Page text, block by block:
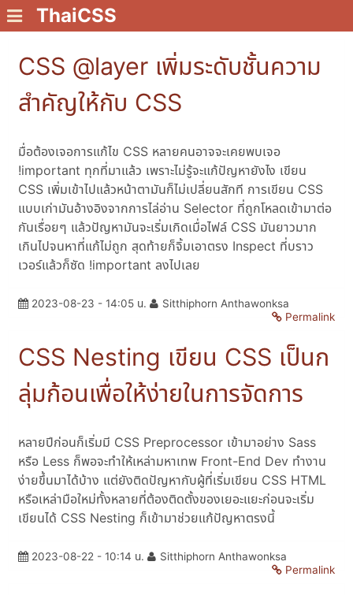
ThaiCSS
CSS @layer เพิ่มระดับชั้นความ
สำคัญให้กับ CSS
มื่อต้องเจอการแก้ไข CSS หลายคนอาจจะเคยพบเจอ
!important ทุกที่มาแล้ว เพราะไม่รู้จะแก้ปัญหายังไง เขียน
CSS เพิ่มเข้าไปแล้วหน้าตามันก็ไม่เปลี่ยนสักที การเขียน CSS
แบบเก่ามันอ้างอิงจากการไล่อ่าน Selector ที่ถูกโหลดเข้ามาต่อ
กันเรื่อยๆ แล้วปัญหามันจะเริ่มเกิดเมื่อไฟล์ CSS มันยาวมาก
เกินไปจนหาที่แก้ไม่ถูก สุดท้ายก็จิ้มเอาตรง Inspect ที่บราว
เวอร์แล้วก็ซัด !important ลงไปเลย
2023-08-23 - 14:05 น.
Sitthiphorn Anthawonksa
Permalink
CSS Nesting เขียน CSS เป็นก
ลุ่มก้อนเพื่อให้ง่ายในการจัดการ
หลายปีก่อนก็เริ่มมี CSS Preprocessor เข้ามาอย่าง Sass
หรือ Less ก็พอจะทำให้เหล่ามหาเทพ Front-End Dev ทำงาน
ง่ายขึ้นมาได้บ้าง แต่ยังติดปัญหากับผู้ที่เริ่มเขียน CSS HTML
หรือเหล่ามือใหม่ทั้งหลายที่ต้องติดตั้งของเยอะแยะก่อนจะเริ่ม
เขียนได้ CSS Nesting ก็เข้ามาช่วยแก้ปัญหาตรงนี้
2023-08-22 - 10:14 น.
Sitthiphorn Anthawonksa
Permalink